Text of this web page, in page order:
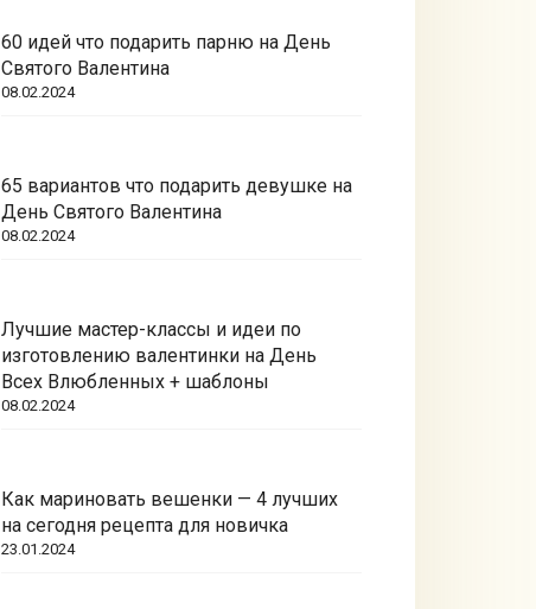
60 идей что подарить парню на День
Святого Валентина
08.02.2024
65 вариантов что подарить девушке на
День Святого Валентина
08.02.2024
Лучшие мастер-классы и идеи по
изготовлению валентинки на День
Всех Влюбленных + шаблоны
08.02.2024
Как мариновать вешенки — 4 лучших
на сегодня рецепта для новичка
23.01.2024